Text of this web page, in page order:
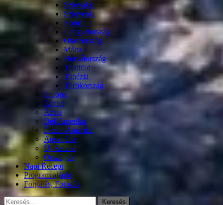
Szlovákia
Szlovénia
Románia
Lengyelország
Olaszország
Málta
Horvátország
Thaiföld
Tunézia
Törökország
Európa
Afrika
Ázsia
Dél-Amerika
Észak-Amerika
Ausztrália
Új-Zéland
Országok
Napi Recept
Program ajánló
Forgatás, Fotózás
Keresés: